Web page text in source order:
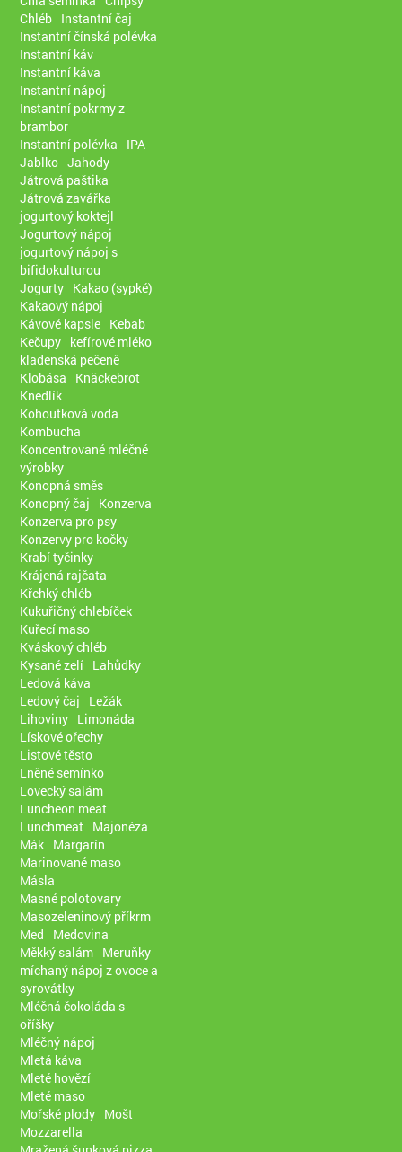
Chléb Instantní čaj
Instantní čínská polévka
Instantní káv
Instantní káva
Instantní nápoj
Instantní pokrmy z
brambor
Instantní polévka
IPA
Jablko Jahody
Játrová paštika
Játrová zavářka
jogurtový koktejl
Jogurtový nápoj
jogurtový nápoj s
bifidokulturou
Jogurty Kakao (sypké)
Kakaový nápoj
Kávové kapsle Kebab
Kečupy kefírové mléko
kladenská pečeně
Klobása
Knäckebrot
Knedlík
Kohoutková voda
Kombucha
Koncentrované mléčné
výrobky
Konopná směs
Konopný čaj
Konzerva
Konzerva pro psy
Konzervy pro kočky
Krabí tyčinky
Krájená rajčata
Křehký chléb
Kukuřičný chlebíček
Kuřecí maso
Kváskový chléb
Kysané zelí Lahůdky
Ledová káva
Ledový čaj
Ležák
Lihoviny Limonáda
Lískové ořechy
Listové těsto
Lněné semínko
Lovecký salám
Luncheon meat
Lunchmeat Majonéza
Mák Margarín
Marinované maso
Másla
Masné polotovary
Masozeleninový příkrm
Med
Medovina
Měkký salám Meruňky
míchaný nápoj z ovoce a
syrovátky
Mléčná čokoláda s
oříšky
Mléčný nápoj
Mletá káva
Mleté hovězí
Mleté maso
Mořské plody Mošt
Mozzarella